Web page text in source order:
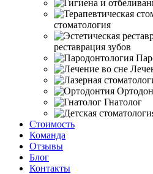
стоматология
реставрация зубов
Гнатолог
Стоимость
Команда
Отзывы
Блог
Контакты